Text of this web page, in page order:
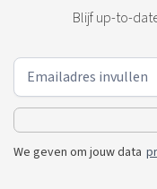
Blijf up-to-
We geven om jouw data